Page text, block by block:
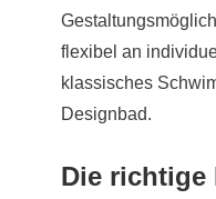
flexibel an
klassisches
Designbad.
Die richtige